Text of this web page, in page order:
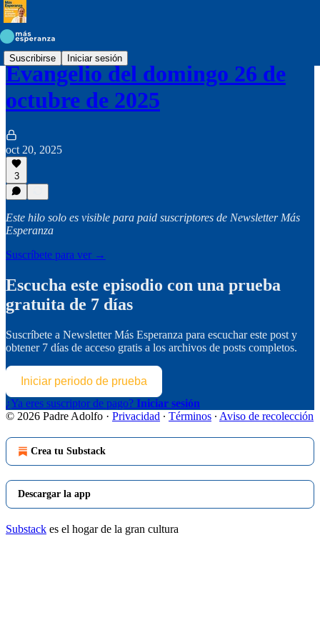
Suscribirse Iniciar sesión
Evangelio del domingo 26 de
octubre de 2025
oct 20, 2025
3
Este hilo solo es visible para paid suscriptores de Newsletter Más
Esperanza
Suscríbete para ver →
Escucha este episodio con una prueba
gratuita de 7 días
Suscríbete a Newsletter Más Esperanza para escuchar este post y
obtener 7 días de acceso gratis a los archivos de posts completos.
Iniciar periodo de prueba
¿Ya eres suscriptor de pago? Iniciar sesión
© 2026 Padre Adolfo · Privacidad ∙ Términos ∙ Aviso de recolección
Crea tu Substack
Descargar la app
Substack es el hogar de la gran cultura